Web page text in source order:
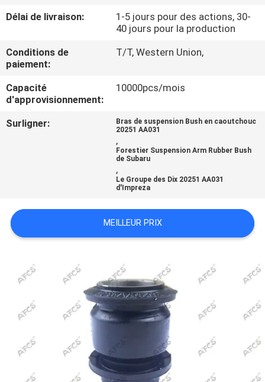
CONTRÔLE
QUALITÉ
NOUS
CONTACTER
UN DEVIS
DU
DE
CONFIDENTIALITÉ
Délai de livraison:
1-5 jours pour des actions, 30-
40 jours pour la production
Conditions de
paiement:
T/T, Western Union,
Capacité
d'approvisionnement:
10000pcs/mois
Surligner:
Bras de suspension Bush en caoutchouc
20251 AA031
,
Forestier Suspension Arm Rubber Bush
de Subaru
,
Le Groupe des Dix 20251 AA031
d'Impreza
MEILLEUR PRIX